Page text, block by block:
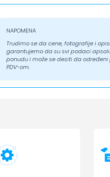
NAPOMENA
Trudimo se da cene, fotografije i
garantujemo da su svi podaci
ponudu i može se desiti da
PDV-om.